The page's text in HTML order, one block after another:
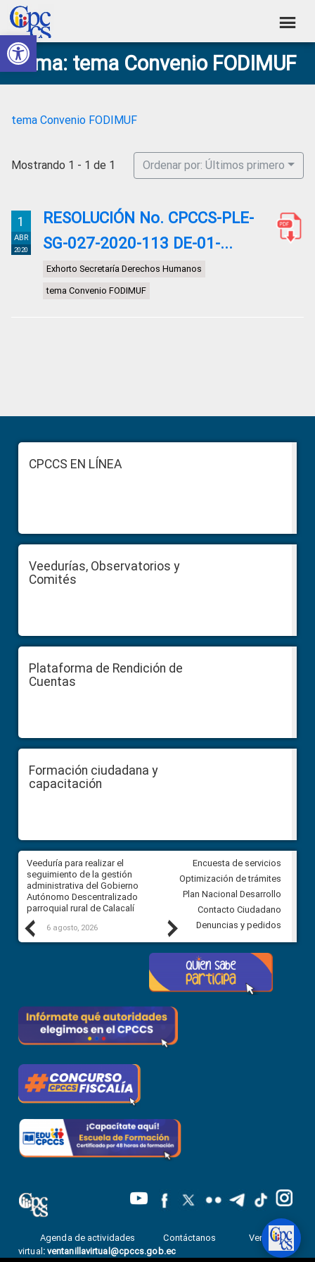
Abrir barra de herramientas
Skip
to
primary
navigation
Skip
to
main
content
Skip
to
primary
sidebar
Skip
to
footer
Consejo
de
Ciudadana
Control
Construyendo
Poder
Ciudadano
Tema: tema Convenio FODIMUF
tema Convenio FODIMUF
Mostrando 1 - 1 de 1 Ordenar por: Últimos primero
1
ABR
2020
RESOLUCIÓN No. CPCCS-PLE-
SG-027-2020-113 DE-01-...
Exhorto Secretaría Derechos Humanos
tema Convenio FODIMUF
Sidebar
FooterCPCCS EN LÍNEA
Veedurías, Observatorios y
Comités
Plataforma de Rendición de
Cuentas
Formación ciudadana y
capacitación
Previous
Veeduría para realizar el
seguimiento de la gestión
administrativa del Gobierno
Autónomo Descentralizado
parroquial rural de Calacalí
6 agosto, 2026
Veeduría para vigilar los
derivados de la Audiencia
comunidad Urbina, parroquia
Carolina
5 agosto, 2026
Next
Encuesta de servicios
Optimización de trámites
Plan Nacional Desarrollo
Contacto Ciudadano
Denuncias y pedidos
Agenda de actividades Contáctanos
Ventanilla
virtual : ventanillavirtual@cpccs.gob.ec